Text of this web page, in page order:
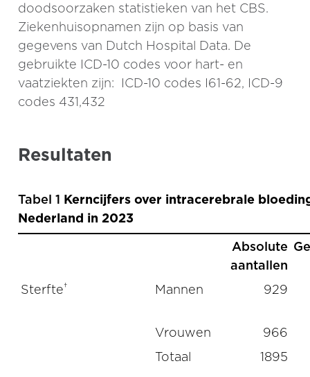
doodsoorzaken statistieken van het CBS.
Ziekenhuisopnamen zijn op basis van
gegevens van Dutch Hospital Data. De
gebruikte ICD-10 codes voor hart- en
vaatziekten zijn: ICD-10 codes I61-62, ICD-9
codes 431,432
Resultaten
Tabel 1 Kerncijfers over intracerebrale
Nederland in 2023
Absolute
aantallen
Sterfte† Mannen 929
Vrouwen 966
Totaal
1895